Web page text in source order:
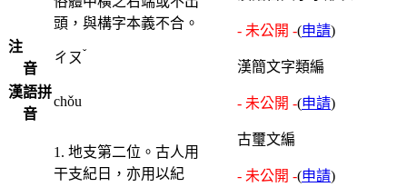
頭，與構字本義不合。
注
音
ㄔㄡˇ
漢語拼
音
chǒu
1. 地支第二位。古人用
干支紀日，亦用以紀
- 未公開 -(申請)
漢簡文字類編
- 未公開 -(申請)
古璽文編
- 未公開 -(申請)